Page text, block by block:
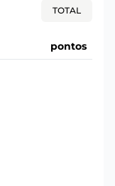
TOTAL
pontos